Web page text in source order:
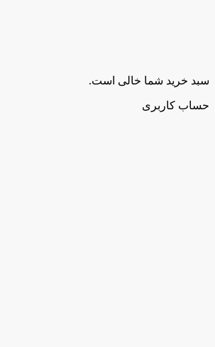
سبد خرید شما خالی است.
حساب کاربری